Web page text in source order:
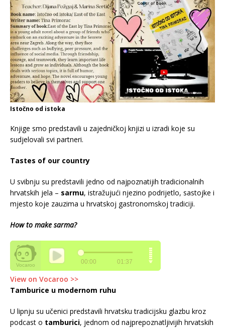
Istočno od istoka
Knjige smo predstavili u zajedničkoj knjizi u izradi koje su
sudjelovali svi partneri.
Tastes of our country
U svibnju su predstavili jedno od najpoznatijih tradicionalnih
hrvatskih jela – sarmu, istražujući njezino podrijetlo, sastojke i
mjesto koje zauzima u hrvatskoj gastronomskoj tradiciji.
How to make sarma?
View on Vocaroo >>
Tamburice u modernom ruhu
U lipnju su učenici predstavili hrvatsku tradicijsku glazbu kroz
podcast o tamburici, jednom od najprepoznatljivijih hrvatskih